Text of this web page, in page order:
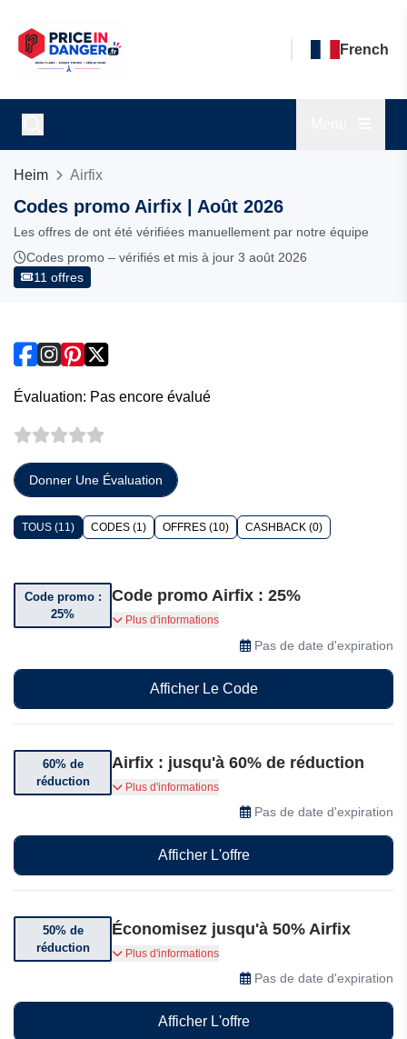
French
Heim Airfix
Codes promo Airfix | Août 2026
Les offres de ont été vérifiées manuellement par notre équipe
Codes promo – vérifiés et mis à jour 3 août 2026
11 offres
Évaluation: Pas encore évalué
Donner Une Évaluation
TOUS (11) CODES (1) OFFRES (10) CASHBACK (0)
Code promo :
25%
Code promo Airfix : 25%
Bénéficiez jusqu’à 25% de réduction sur une
sélection d’articles avec le code suivant
Plus d'informations
Pas de date d'expiration
Afficher Le Code
60% de
réduction
Airfix : jusqu'à 60% de réduction
Bénéficiez jusqu'à 60% de réduction sur une
Plus d'informations
Pas de date d'expiration
Afficher L'offre
50% de
réduction
Économisez jusqu'à 50% Airfix
Bénéficiez de jusqu'à 50% de réduction sur une
sélection de produits Airfix en solde
Plus d'informations
Pas de date d'expiration
Afficher L'offre